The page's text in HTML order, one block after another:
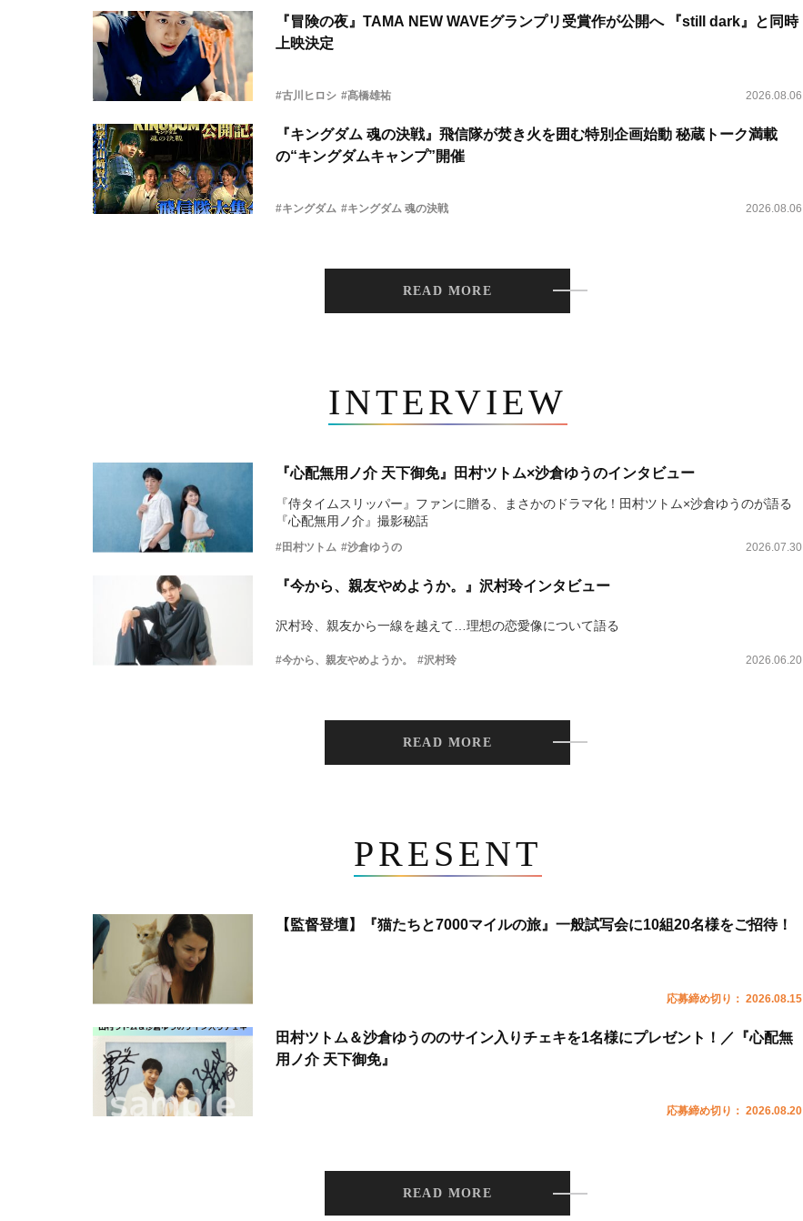
『冒険の夜』TAMA NEW WAVEグランプリ受賞作が公開へ 『still dark』と同時
上映決定
#古川ヒロシ #髙橋雄祐 2026.08.06
『キングダム 魂の決戦』飛信隊が焚き火を囲む特別企画始動 秘蔵トーク満載
の“キングダムキャンプ”開催
#キングダム #キングダム 魂の決戦 2026.08.06
READ MORE
INTERVIEW
『心配無用ノ介 天下御免』田村ツトム×沙倉ゆうのインタビュー
『侍タイムスリッパー』ファンに贈る、まさかのドラマ化！田村ツトム×沙倉ゆうのが語る
『心配無用ノ介』撮影秘話
#田村ツトム #沙倉ゆうの 2026.07.30
『今から、親友やめようか。』沢村玲インタビュー
沢村玲、親友から一線を越えて…理想の恋愛像について語る
#今から、親友やめようか。 #沢村玲 2026.06.20
READ MORE
PRESENT
【監督登壇】『猫たちと7000マイルの旅』一般試写会に10組20名様をご招待！
応募締め切り： 2026.08.15
田村ツトム＆沙倉ゆうののサイン入りチェキを1名様にプレゼント！／『心配無
用ノ介 天下御免』
応募締め切り： 2026.08.20
READ MORE